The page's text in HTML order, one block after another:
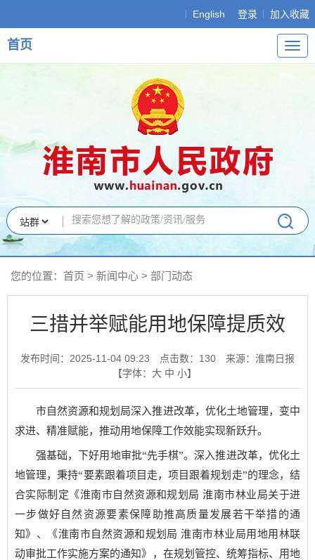
English 登录 加入收藏
导
航
首页
您的位置： 首页 > 新闻中心 > 部门动态
三措并举赋能用地保障提质效
发布时间：2025-11-04 09:23 点击数： 130
来源：淮南日报
【字体： 大 中 小】
市自然资源和规划局深入推进改革，优化土地管理，变中
求进、精准赋能，推动用地保障工作效能实现新跃升。
强基础，下好用地审批“先手棋”。深入推进改革，优化土
地管理，秉持“要素跟着项目走，项目跟着规划走”的理念，结
合实际制定《淮南市自然资源和规划局 淮南市林业局关于进
一步做好自然资源要素保障助推高质量发展若干举措的通
知》、《淮南市自然资源和规划局 淮南市林业局用地用林联
动审批工作实施方案的通知》，在规划管控、统筹指标、用地